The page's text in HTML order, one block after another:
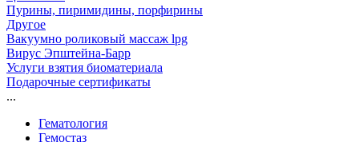
Пурины, пиримидины, порфирины
Другое
Вакуумно роликовый массаж lpg
Вирус Эпштейна-Барр
Услуги взятия биоматериала
Подарочные сертификаты
...
Гематология
Гемостаз